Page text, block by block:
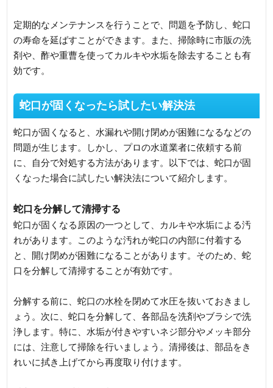
定期的なメンテナンスを行うことで、問題を予防し、蛇口
の寿命を延ばすことができます。また、掃除時に市販の洗
剤や、酢や重曹を使ってカルキや水垢を除去することも有
効です。
蛇口が固くなったら試したい解決法
蛇口が固くなると、水漏れや開け閉めが困難になるなどの
問題が生じます。しかし、プロの水道業者に依頼する前
に、自分で対処する方法があります。以下では、蛇口が固
くなった場合に試したい解決法について紹介します。
蛇口を分解して清掃する
蛇口が固くなる原因の一つとして、カルキや水垢による汚
れがあります。このような汚れが蛇口の内部に付着する
と、開け閉めが困難になることがあります。そのため、蛇
口を分解して清掃することが有効です。
分解する前に、蛇口の水栓を閉めて水圧を抜いておきまし
ょう。次に、蛇口を分解して、各部品を洗剤やブラシで洗
浄します。特に、水垢が付きやすいネジ部分やメッキ部分
には、注意して掃除を行いましょう。清掃後は、部品をき
れいに拭き上げてから再度取り付けます。